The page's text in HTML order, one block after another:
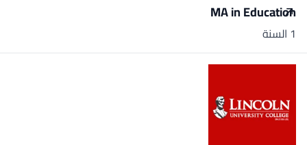
MA in Education
1 السنة